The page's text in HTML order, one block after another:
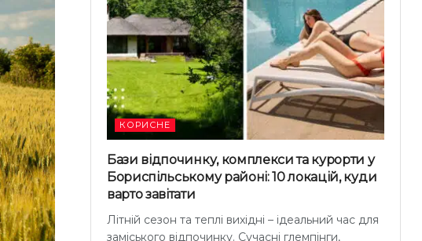
КОРИСНЕ
Бази відпочинку, комплекси та курорти у
Бориспільському районі: 10 локацій, куди
варто завітати
Літній сезон та теплі вихідні – ідеальний час для
заміського відпочинку. Сучасні глемпінги,